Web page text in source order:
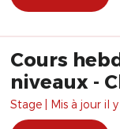
Cours
niveaux -
Stage | Mis à jour il